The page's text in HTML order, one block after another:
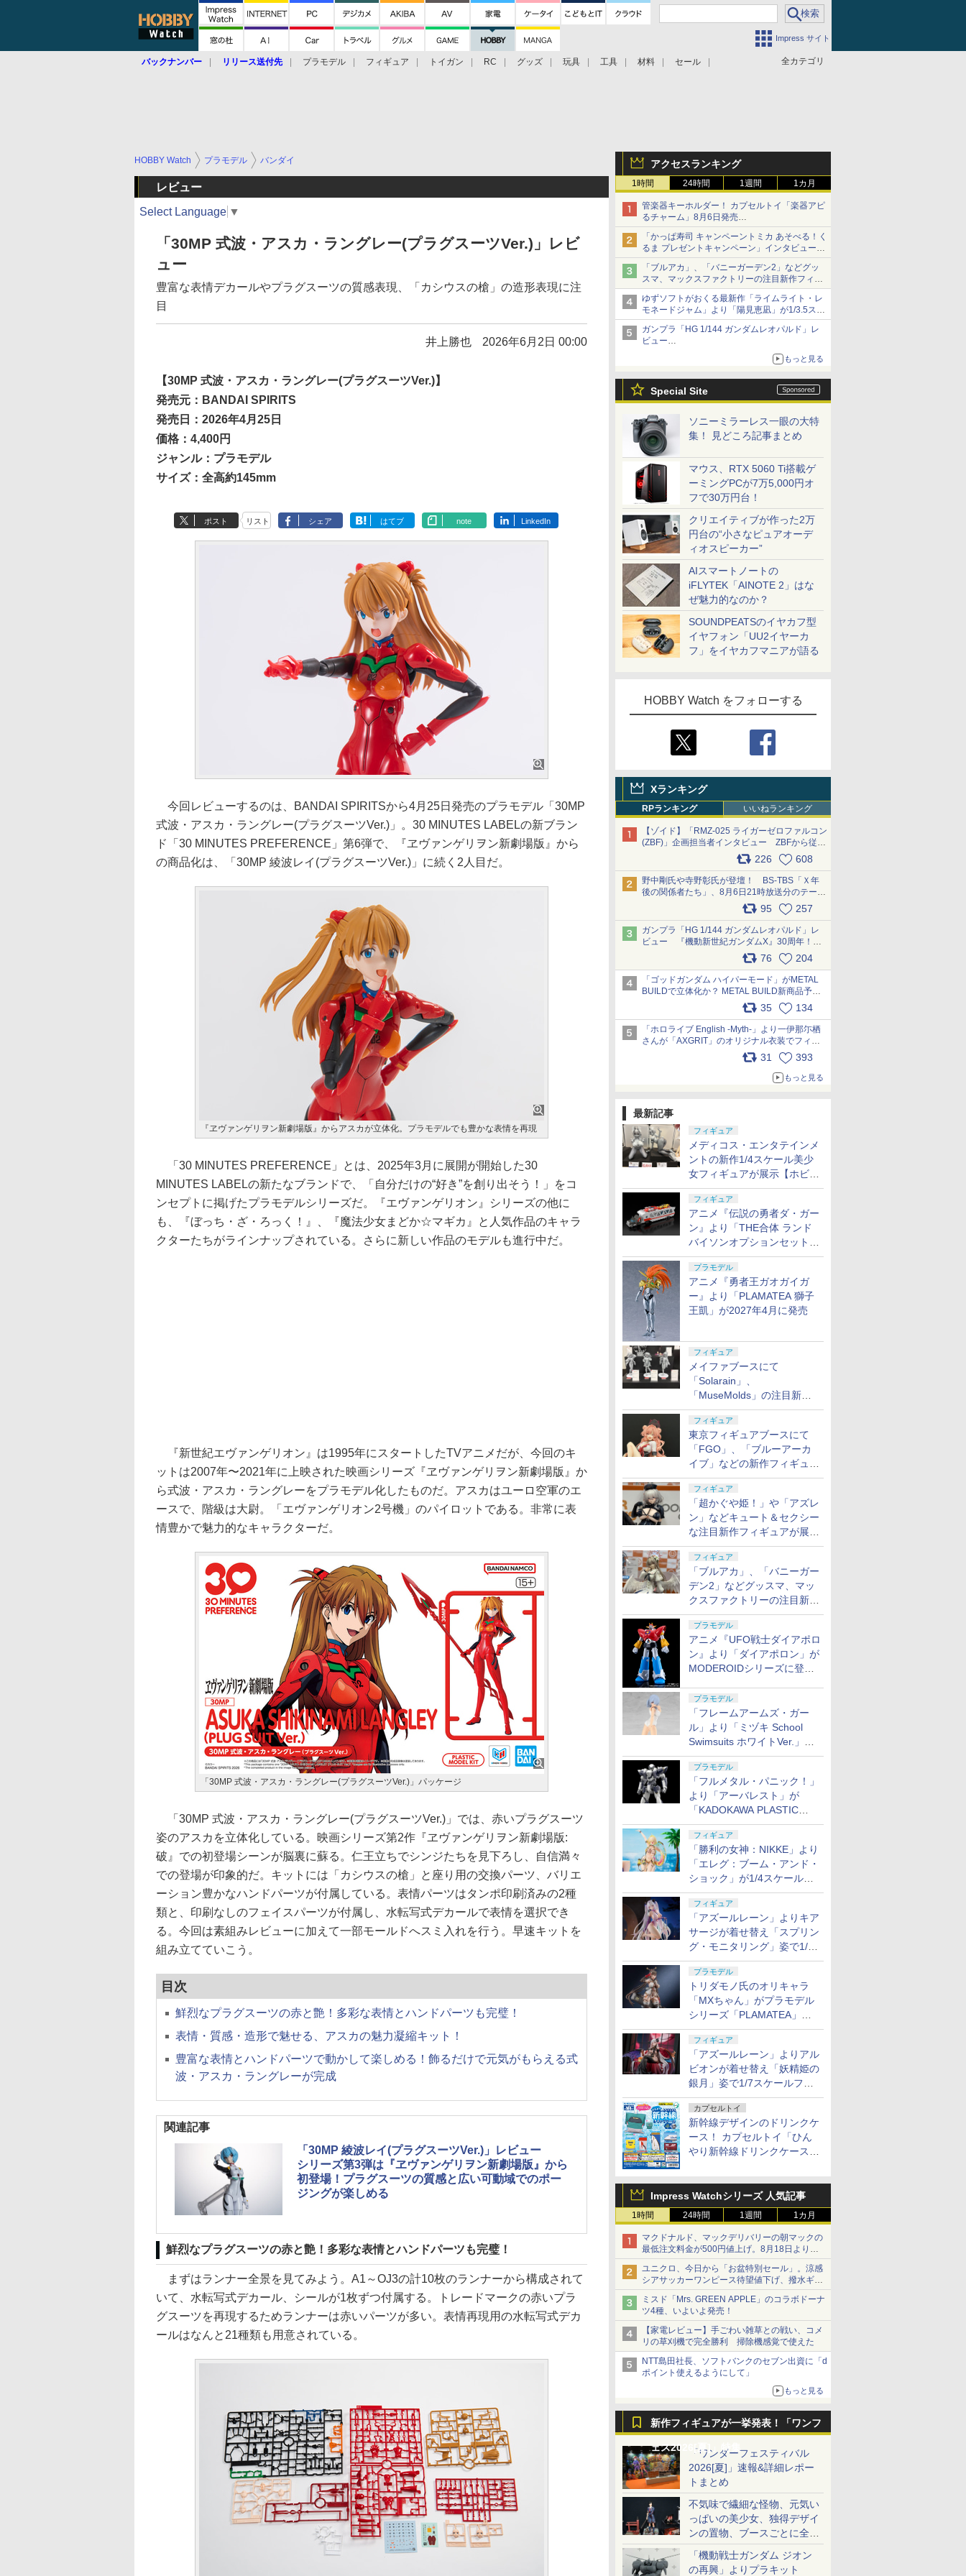
Impress サイト
全カテゴリ
バックナンバー リリース送付先 プラモデル フィギュア トイガン RC グッズ 玩具 工具 材料 セール
アクセスランキング
1時間 24時間 1週間 1カ月
管楽器キーホルダー！ カプセルトイ「楽器アピ
るチャーム」8月6日発売
チューバ、テナサクなど5種各3色
「かっぱ寿司 キャンペーントミカ あそべる！く
るま プレゼントキャンペーン」インタビュー
子どもが楽しめるかっぱ寿司ならではの体験と
コラボの楽しさを追求
「ブルアカ」、「バニーガーデン2」などグッ
スマ、マックスファクトリーの注目新作フィギ
ュアが展示【ホビーメーカー合同展示会】
ゆずソフトがおくる最新作「ライムライト・レ
モネードジャム」より「陽見恵凪」が1/3.5スケ
ールフィギュアで登場！
メガネ姿も表現できるオプションパーツが付属
ガンプラ「HG 1/144 ガンダムレオパルド」レ
ビュー
『機動新世紀ガンダムX』30周年！インナーア
ームガトリングの変形機構まで再現し最新フォ
もっと見る
Special Site
ソニーミラーレス一眼の大特
集！ 見どころ記事まとめ
マウス、RTX 5060 Ti搭載ゲ
ーミングPCが7万5,000円オ
フで30万円台！
クリエイティブが作った2万
円台の“小さなピュアオーデ
ィオスピーカー”
AIスマートノートの
iFLYTEK「AINOTE 2」はな
ぜ魅力的なのか？
SOUNDPEATSのイヤカフ型
イヤフォン「UU2イヤーカ
フ」をイヤカフマニアが語る
HOBBY Watch をフォローする
Xランキング
RPランキング いいねランキング
【ゾイド】「RMZ-025 ライガーゼロファルコン
(ZBF)」企画担当者インタビュー ZBFから従来
デザインまで再現可能なボリューム満点のキッ
ト pic.x.com/6zOqQAQKkX
226 608
野中剛氏や寺野彰氏が登壇！ BS-TBS「Ｘ年
後の関係者たち」、8月6日21時放送分のテーマ
は「超合金」！ pic.x.com/uWyt1uyuFm
95 257
ガンプラ「HG 1/144 ガンダムレオパルド」レ
ビュー 『機動新世紀ガンダムX』30周年！イ
ンナーアームガトリングの変形機構まで再現し
最新フォーマットでキット化！
pic.x.com/nszPIDTpbg
76 204
「ゴッドガンダム ハイパーモード」がMETAL
BUILDで立体化か？ METAL BUILD新商品予告
が公開 pic.x.com/HIcLLIM3ar35 134
「ホロライブ English -Myth-」より一伊那尓栖
さんが「AXGRIT」のオリジナル衣装でフィギ
ュア化 pic.x.com/YMGhdIAzNa
31 393
もっと見る
最新記事
フィギュア
メディコス・エンタテインメ
ントの新作1/4スケール美少
女フィギュアが展示【ホビー
メーカー合同展示会】
フィギュア
アニメ『伝説の勇者ダ・ガー
ン』より「THE合体 ランド
バイソンオプションセット」
が2027年5月に発売
プラモデル
アニメ『勇者王ガオガイガ
ー』より「PLAMATEA 獅子
王凱」が2027年4月に発売
フィギュア
メイファブースにて
「Solarain」、
「MuseMolds」の注目新作
フィギュアが展示【ホビーメ
ーカー合同展示会】
フィギュア
東京フィギュアブースにて
「FGO」、「ブルーアーカ
イブ」などの新作フィギュア
が展示【ホビーメーカー合同
展示会】
フィギュア
「超かぐや姫！」や「アズレ
ン」などキュート＆セクシー
な注目新作フィギュアが展示
【ホビーメーカー合同展示
会】
フィギュア
「ブルアカ」、「バニーガー
デン2」などグッスマ、マッ
クスファクトリーの注目新作
フィギュアが展示【ホビーメ
ーカー合同展示会】
プラモデル
アニメ『UFO戦士ダイアポロ
ン』より「ダイアポロン」が
MODEROIDシリーズに登
プラモデル
「フレームアームズ・ガー
ル」より「ミヅキ School
Swimsuits ホワイトVer.」が8
月10日から予約開始決定！
プラモデル
「フルメタル・パニック！」
より「アーバレスト」が
「KADOKAWA PLASTIC
MODEL SERIES」から1/48
スケールで登場！
フィギュア
「勝利の女神：NIKKE」より
「エレグ：ブーム・アンド・
ショック」が1/4スケールで
フィギュア化！
フィギュア
「アズールレーン」よりキア
サージが着せ替え「スプリン
グ・モニタリング」姿で1/6
スケールフィギュア化！
プラモデル
トリダモノ氏のオリキャラ
「MXちゃん」がプラモデル
シリーズ「PLAMATEA」で
登場！ 2027年1月発売予定
フィギュア
「アズールレーン」よりアル
ビオンが着せ替え「妖精姫の
銀月」姿で1/7スケールフィ
ギュア化！
カプセルトイ
新幹線デザインのドリンクケ
ース！ カプセルトイ「ひん
やり新幹線ドリンクケース」
Impress Watchシリーズ 人気記事
1時間 24時間 1週間 1カ月
マクドナルド、マックデリバリーの朝マックの
最低注文料金が500円値上げ。8月18日より
1,500円から受付
ユニクロ、今日から「お盆特別セール」。涼感
シアサッカーワンピース待望値下げ、撥水ギア
ショーツは1990円に
ミスド「Mrs. GREEN APPLE」のコラボドーナ
ツ4種、いよいよ発売！
【家電レビュー】手ごわい雑草との戦い、コメ
リの草刈機で完全勝利 掃除機感覚で使えた
NTT島田社長、ソフトバンクのセブン出資に「d
ポイント使えるようにして」
もっと見る
新作フィギュアが一挙発表！「ワンフ
ェス2026[夏]」特集「ワンダーフェスティバル
2026[夏]」速報&詳細レポー
トまとめ
不気味で繊細な怪物、元気い
っぱいの美少女、独得デザイ
ンの置物、ブースごとに全く
異なる世界が広がる一般ディ
ーラーフォトレポート
「機動戦士ガンダム ジオン
の再興」よりプラキット
HOBBY Watch プラモデル バンダイ
レビュー
Select Language ▼
「30MP 式波・アスカ・ラングレー(プラグスーツVer.)」レビ
ュー
豊富な表情デカールやプラグスーツの質感表現、「カシウスの槍」の造形表現に注
目
井上勝也 2026年6月2日 00:00
【30MP 式波・アスカ・ラングレー(プラグスーツVer.)】
発売元：BANDAI SPIRITS
発売日：2026年4月25日
価格：4,400円
ジャンル：プラモデル
サイズ：全高約145mm
ポスト リスト シェア はてブ note LinkedIn
今回レビューするのは、BANDAI SPIRITSから4月25日発売のプラモデル「30MP
式波・アスカ・ラングレー(プラグスーツVer.)」。30 MINUTES LABELの新ブラン
ド「30 MINUTES PREFERENCE」第6弾で、『ヱヴァンゲリヲン新劇場版』から
の商品化は、「30MP 綾波レイ(プラグスーツVer.)」に続く2人目だ。
『ヱヴァンゲリヲン新劇場版』からアスカが立体化。プラモデルでも豊かな表情を再現
「30 MINUTES PREFERENCE」とは、2025年3月に展開が開始した30
MINUTES LABELの新たなブランドで、「自分だけの“好き”を創り出そう！」をコ
ンセプトに掲げたプラモデルシリーズだ。『エヴァンゲリオン』シリーズの他に
も、『ぼっち・ざ・ろっく！』、『魔法少女まどか☆マギカ』と人気作品のキャラ
クターたちがラインナップされている。さらに新しい作品のモデルも進行中だ。
『新世紀エヴァンゲリオン』は1995年にスタートしたTVアニメだが、今回のキ
ットは2007年〜2021年に上映された映画シリーズ『ヱヴァンゲリヲン新劇場版』か
ら式波・アスカ・ラングレーをプラモデル化したものだ。アスカはユーロ空軍のエ
ースで、階級は大尉。「エヴァンゲリオン2号機」のパイロットである。非常に表
情豊かで魅力的なキャラクターだ。
「30MP 式波・アスカ・ラングレー(プラグスーツVer.)」パッケージ
「30MP 式波・アスカ・ラングレー(プラグスーツVer.)」では、赤いプラグスーツ
姿のアスカを立体化している。映画シリーズ第2作『ヱヴァンゲリヲン新劇場版:
破』での初登場シーンが脳裏に蘇る。仁王立ちでシンジたちを見下ろし、自信満々
での登場が印象的だ。キットには「カシウスの槍」と座り用の交換パーツ、バリエ
ーション豊かなハンドパーツが付属している。表情パーツはタンポ印刷済みの2種
類と、印刷なしのフェイスパーツが付属し、水転写式デカールで表情を選択でき
る。今回は素組みレビューに加えて一部モールドへスミ入れを行う。早速キットを
組み立てていこう。
目次
鮮烈なプラグスーツの赤と艶！多彩な表情とハンドパーツも完璧！
表情・質感・造形で魅せる、アスカの魅力凝縮キット！
豊富な表情とハンドパーツで動かして楽しめる！飾るだけで元気がもらえる式
波・アスカ・ラングレーが完成
関連記事
「30MP 綾波レイ(プラグスーツVer.)」レビュー
シリーズ第3弾は『ヱヴァンゲリヲン新劇場版』から
初登場！プラグスーツの質感と広い可動域でのポー
ジングが楽しめる
鮮烈なプラグスーツの赤と艶！多彩な表情とハンドパーツも完璧！
まずはランナー全景を見てみよう。A1～OJ3の計10枚のランナーから構成されて
いて、水転写式デカール、シールが1枚ずつ付属する。トレードマークの赤いプラ
グスーツを再現するためランナーは赤いパーツが多い。表情再現用の水転写式デカ
ールはなんと21種類も用意されている。